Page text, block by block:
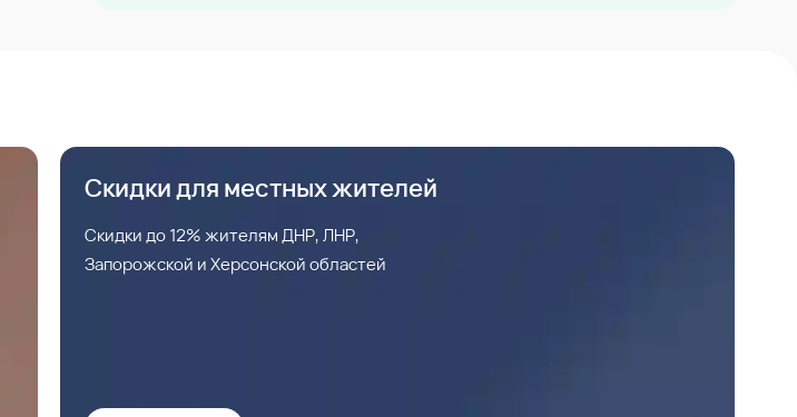
Скидки для местных жителей
Скидки до 12% жителям ДНР, ЛНР,
Запорожской и Херсонской областей